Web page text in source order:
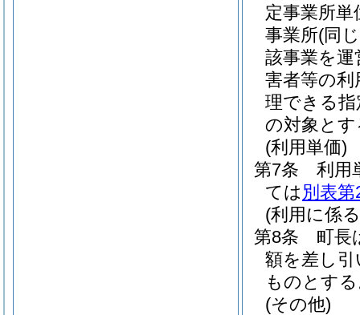
定事業所
事業所(同
該事業を
害者等の
理できる
の対象とす
(利用単価)
第7条
利用
ては 別表第
(利用に係
第8条
町長
額を差し
ものとす
(その他)